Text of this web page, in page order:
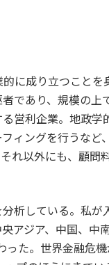
に成り立つことを
であり、規模の上
営利企業。地政学
ィングを行うなど
れ以外にも、顧問
析している。私が
アジア、中国、中
た。世界金融危